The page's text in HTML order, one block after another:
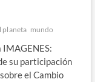
planeta mundo
su participación
el Cambio